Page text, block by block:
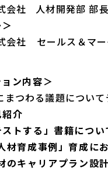
会社 人材開発部 部
会社 セールス＆マ
ン内容＞
つわる議題について
介​
ストする」書籍につ
材育成事例​」育成に
のキャリアプラン設計